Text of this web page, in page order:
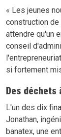
« Les jeunes
construction de
attendre qu'un
conseil
si fortement
Des déchets
L'un des dix
Jonathan,
banatex, une